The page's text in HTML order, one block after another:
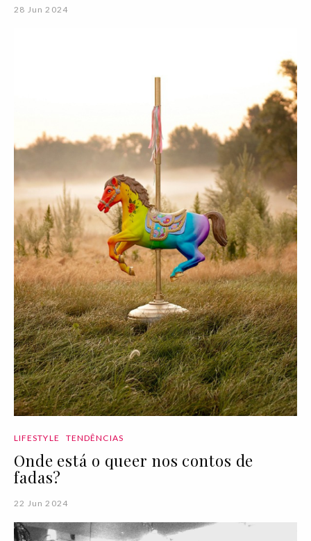
28 Jun 2024
LIFESTYLE TENDÊNCIAS
Onde está o queer nos contos de
fadas?
22 Jun 2024